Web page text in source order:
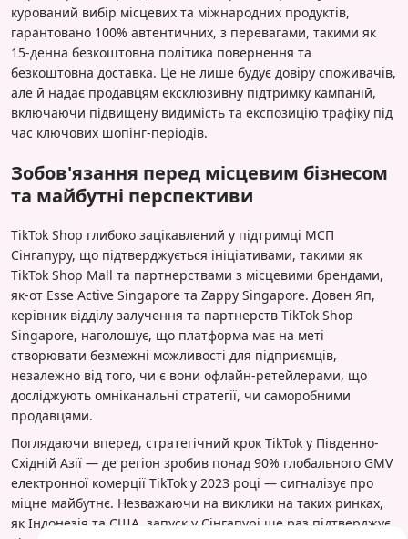
курований вибір місцевих та міжнародних продуктів,
гарантовано 100% автентичних, з перевагами, такими як
15-денна безкоштовна політика повернення та
безкоштовна доставка. Це не лише будує довіру споживачів,
але й надає продавцям ексклюзивну підтримку кампаній,
включаючи підвищену видимість та експозицію трафіку під
час ключових шопінг-періодів.
Зобов'язання перед місцевим бізнесом
та майбутні перспективи
TikTok Shop глибоко зацікавлений у підтримці МСП
Сінгапуру, що підтверджується ініціативами, такими як
TikTok Shop Mall та партнерствами з місцевими брендами,
як-от Esse Active Singapore та Zappy Singapore. Довен Яп,
керівник відділу залучення та партнерств TikTok Shop
Singapore, наголошує, що платформа має на меті
створювати безмежні можливості для підприємців,
незалежно від того, чи є вони офлайн-ретейлерами, що
досліджують омніканальні стратегії, чи саморобними
продавцями.
Поглядаючи вперед, стратегічний крок TikTok у Південно-
Східній Азії — де регіон зробив понад 90% глобального GMV
електронної комерції TikTok у 2023 році — сигналізує про
міцне майбутнє. Незважаючи на виклики на таких ринках,
як Індонезія та США, запуск у Сінгапурі ще раз підтверджує